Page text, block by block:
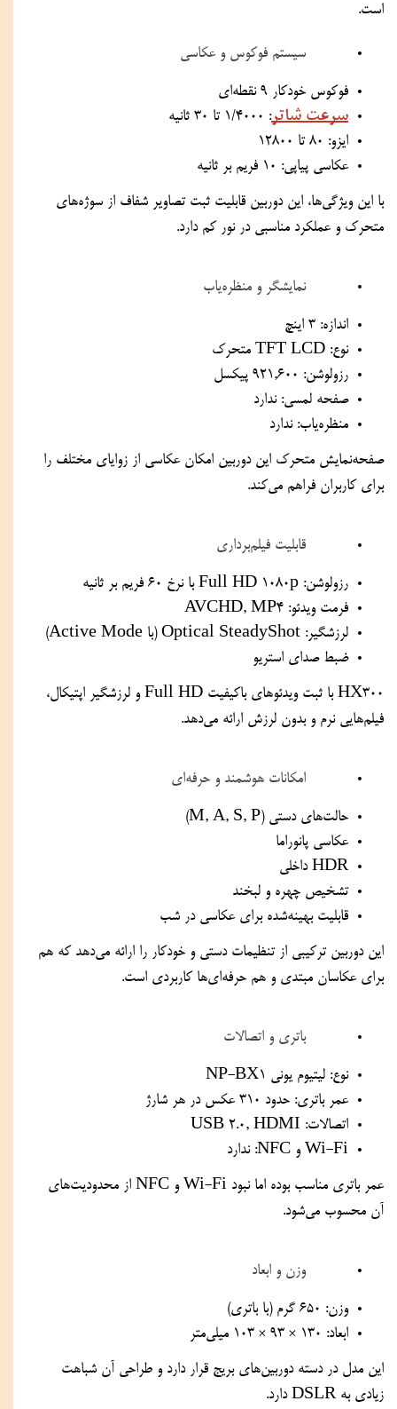
است.
سیستم فوکوس و عکاسی
فوکوس خودکار 9 نقطه‌ای
سرعت شاتر: 1/4000 تا 30 ثانیه
ایزو: 80 تا 12800
عکاسی پیاپی: 10 فریم بر ثانیه
متحرک و عملکرد مناسبی در نور کم دارد.
نمایشگر و منظره‌یاب
اندازه: 3 اینچ
نوع: TFT LCD متحرک
رزولوشن: 921,600 پیکسل
صفحه لمسی: ندارد
منظره‌یاب: ندارد
برای کاربران فراهم می‌کند.
قابلیت فیلم‌برداری
رزولوشن: Full HD 1080p با نرخ 60 فریم بر ثانیه
فرمت ویدئو: AVCHD, MP4
لرزشگیر: Optical SteadyShot (با Active Mode)
ضبط صدای استریو
فیلم‌هایی نرم و بدون لرزش ارائه می‌دهد.
امکانات هوشمند و حرفه‌ای
حالت‌های دستی (M, A, S, P)
عکاسی پانوراما
HDR داخلی
تشخیص چهره و لبخند
قابلیت بهینه‌شده برای عکاسی در شب
برای عکاسان مبتدی و هم حرفه‌ای‌ها کاربردی است.
باتری و اتصالات
نوع: لیتیوم یونی NP-BX1
عمر باتری: حدود 310 عکس در هر شارژ
اتصالات: USB 2.0, HDMI
Wi-Fi و NFC: ندارد
آن محسوب می‌شود.
وزن و ابعاد
وزن: 650 گرم (با باتری)
ابعاد: 130 × 93 × 103 میلی‌متر
زیادی به DSLR دارد.